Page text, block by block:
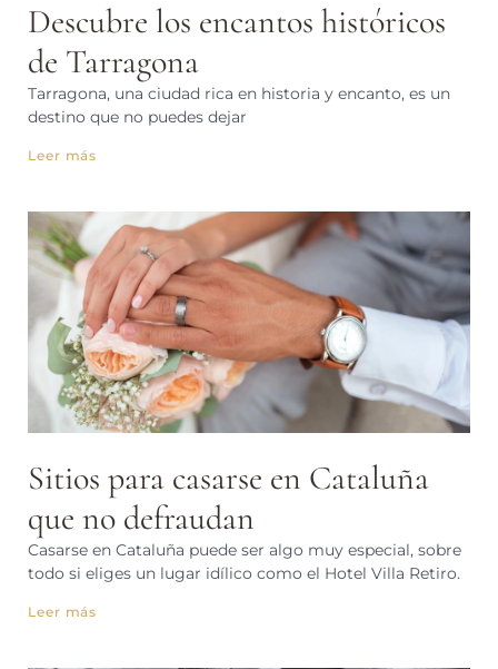
Descubre los encantos históricos
de Tarragona
Tarragona, una ciudad rica en historia y encanto, es un
destino que no puedes dejar
Leer más
Sitios para casarse en Cataluña
que no defraudan
Casarse en Cataluña puede ser algo muy especial, sobre
todo si eliges un lugar idílico como el Hotel Villa Retiro.
Leer más